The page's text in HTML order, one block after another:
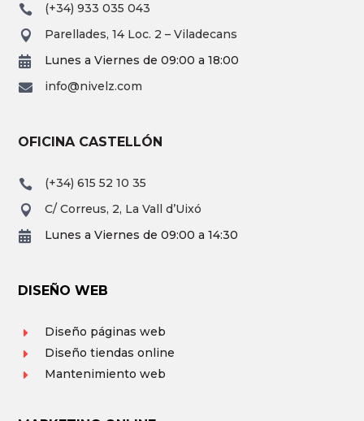
 (+34) 933 035 043
 Parellades, 14 Loc. 2 – Viladecans
 Lunes a Viernes de 09:00 a 18:00
 info@nivelz.com
OFICINA CASTELLÓN
 (+34) 615 52 10 35
 C/ Correus, 2, La Vall d’Uixó
 Lunes a Viernes de 09:00 a 14:30
DISEÑO WEB
E Diseño páginas web
E Diseño tiendas online
E Mantenimiento web